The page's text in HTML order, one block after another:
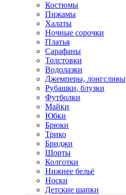
Костюмы
Пижамы
Халаты
Ночные сорочки
Платья
Сарафаны
Толстовки
Водолазки
Джемперы, лонгсливы
Рубашки, блузки
Футболки
Майки
Юбки
Брюки
Трико
Бриджи
Шорты
Колготки
Нижнее бельё
Носки
Детские шапки